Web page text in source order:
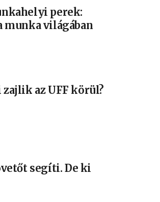
perek:
munka világában
az UFF körül?
segíti. De ki